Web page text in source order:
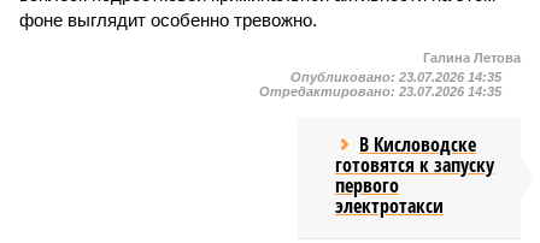
фоне выглядит особенно тревожно.
Галина Летова
Опубликовано: 23.07.2026 14:35
Отредактировано: 23.07.2026 14:35
В Кисловодске
готовятся к запуску
первого
электротакси